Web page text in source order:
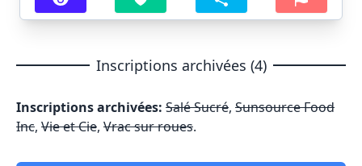
Inscriptions archivées (4)
Inscriptions archivées: Salé Sucré, Sunsource Food
Inc, Vie et Cie, Vrac sur roues.